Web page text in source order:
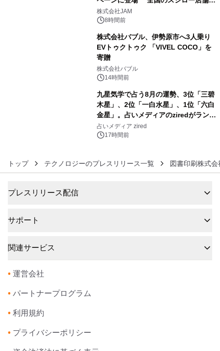
GR 4車種の FUNBOO(ミニカー)付き
メニューが展開されます
株式会社JAM
8時間前
株式会社バブル、伊勢原市へ3人乗り
EVトゥクトゥク 「VIVEL COCO」を
寄贈
株式会社バブル
14時間前
九星気学で占う8月の運勢、3位「三碧
木星」、2位「一白水星」、1位「六白
金星」。占いメディアのziredがランキ
ングを発表
占いメディア zired
17時間前
トップ テクノロジーのプレスリリース一覧 図書印刷株式会
プレスリリース配信
サポート
関連サービス
• 運営会社
• パートナープログラム
• 利用規約
• プライバシーポリシー